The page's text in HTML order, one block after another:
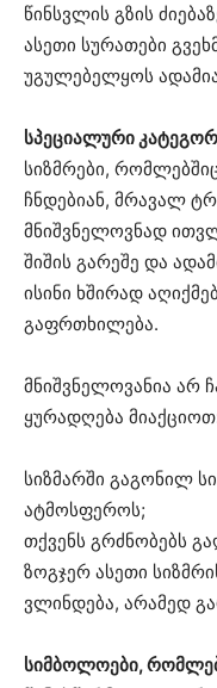
წინსვლის გზის
ასეთი სურათები
უგულებელყოს
სპეციალური
სიზმრები,
ჩნდებიან, მრავალ
მნიშვნელოვნად
შიშის გარეშე და
ისინი ხშირად
გაფრთხილება.
მნიშვნელოვანია არ
ყურადღება
სიზმარში გაგონილ
ატმოსფეროს;
თქვენს გრძნობებს
ზოგჯერ ასეთი
ვლინდება, არამედ
სიმბოლოები,